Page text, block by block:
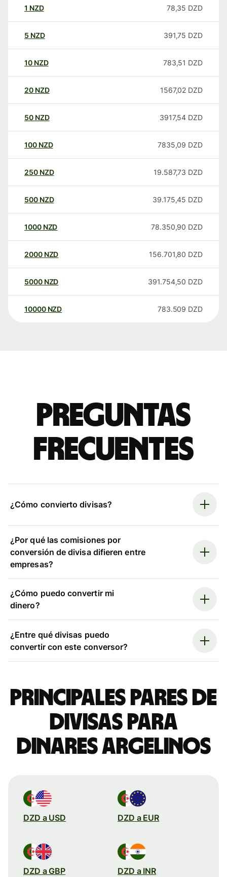
1 NZD 78,35 DZD
5 NZD 391,75 DZD
10 NZD 783,51 DZD
20 NZD 1567,02 DZD
50 NZD 3917,54 DZD
100 NZD 7835,09 DZD
250 NZD 19.587,73 DZD
500 NZD 39.175,45 DZD
1000 NZD 78.350,90 DZD
2000 NZD 156.701,80 DZD
5000 NZD 391.754,50 DZD
10000 NZD 783.509 DZD
Preguntas
frecuentes
¿Cómo convierto divisas?
¿Por qué las comisiones por
conversión de divisa difieren entre
empresas?
¿Cómo puedo convertir mi
dinero?
¿Entre qué divisas puedo
convertir con este conversor?
Principales pares de
divisas para
dinares argelinos
DZD a USD DZD a EUR
DZD a GBP DZD a INR